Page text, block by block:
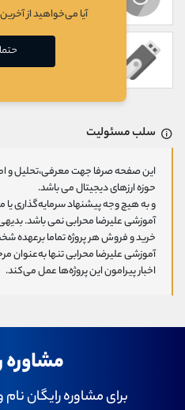
سلب مسئولیت
این صفحه صرفا جهت معرفی،تحلیل و
حوزه ارزهای دیجیتال می باشد.
و به هیچ وجه پیشنهاد سرمایه‌گذاری یا
آموزشی علیرضا محرابی نمی باشد.
خرید و فروش هر پروژه تماما برعهده
آموزشی علیرضا محرابی تنها
اخبار پیرامون این پروژه‌‌ها عمل می‌کند.
مشاوره
برای مشاوره رایگان
آیا می‌خواهید از
حتما